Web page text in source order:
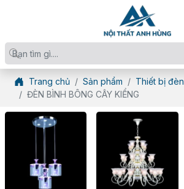
Trang chủ Sản phẩm
Thiết bị đèn
ĐÈN BÌNH BÔNG CÂY KIỂNG